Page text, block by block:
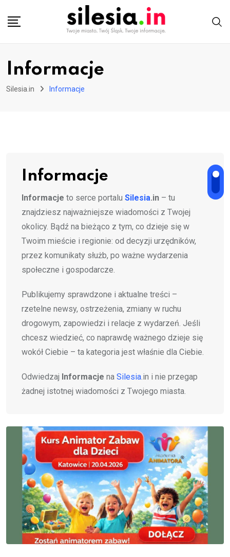
Informacje
Silesia.in Informacje
Informacje
Informacje to serce portalu Silesia.in – tu
znajdziesz najważniejsze wiadomości z Twojej
okolicy. Bądź na bieżąco z tym, co dzieje się w
Twoim mieście i regionie: od decyzji urzędników,
przez komunikaty służb, po ważne wydarzenia
społeczne i gospodarcze.
Publikujemy sprawdzone i aktualne treści –
rzetelne newsy, ostrzeżenia, zmiany w ruchu
drogowym, zapowiedzi i relacje z wydarzeń. Jeśli
chcesz wiedzieć, co naprawdę ważnego dzieje się
wokół Ciebie – ta kategoria jest właśnie dla Ciebie.
Odwiedzaj Informacje na Silesia .in i nie przegap
żadnej istotnej wiadomości z Twojego miasta.